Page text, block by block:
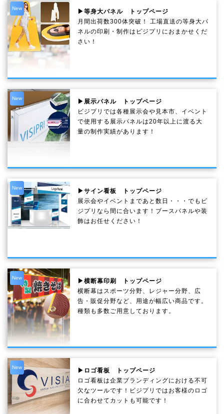
New
▶等身大パネル トップページ
月間出荷数300体突破！ 工場直送の等身大パ
ネルの印刷・制作は ビジプリ におまかせくだ
さい！
New
▶展示パネル トップページ
ビジプリでは各種展示会や見本市、イベント
で使用する展示パネルは20年以上に渡る大
量の制作実績があります！
New
▶サイン看板 トップページ
展示会やイベントまであと数日・・・でもビ
ジプリなら間に合います！ブースパネルや装
飾はお任せください！
New
▶横断幕印刷 トップページ
横断幕はスポーツ分野、レジャー分野、広
告・販促分野など、用途が幅広い商品です。
種類も多数ご用意しております。
New
▶ロゴ看板 トップページ
ロゴ看板は企業ブランディングにおける不可
欠なツールです！ビジプリではお客様のロゴ
に合わせてカットも可能です！